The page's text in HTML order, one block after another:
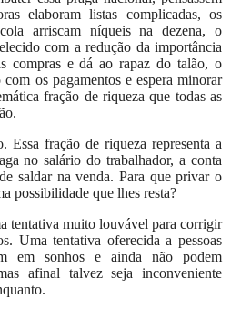
elaboram listas complicadas, os
arriscam níqueis na dezena, o
com a redução da importância
compras e dá ao rapaz do talão, o
os pagamentos e espera minorar
fração de riqueza que todas as
Essa fração de riqueza representa a
no salário do trabalhador, a conta
saldar na venda. Para que privar o
possibilidade que lhes resta?
tentativa muito louvável para corrigir
Uma tentativa oferecida a pessoas
em sonhos e ainda não podem
afinal talvez seja inconveniente